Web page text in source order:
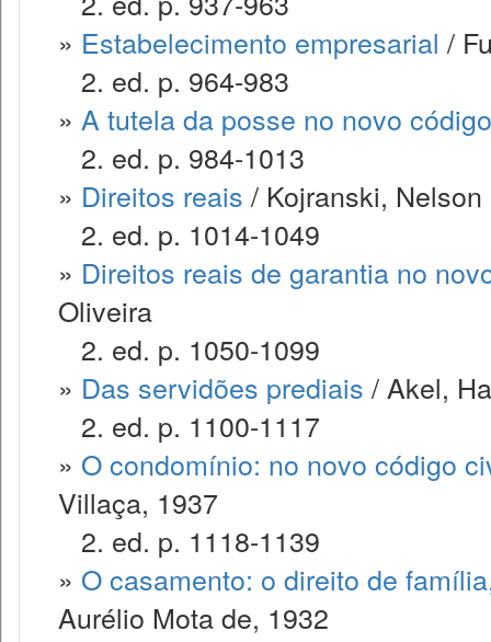
» Estabelecimento empresarial /
2. ed. p. 964-983
» A tutela da posse no novo
2. ed. p. 984-1013
» Direitos reais / Kojranski, Nelson
2. ed. p. 1014-1049
» Direitos reais de garantia no
Oliveira
2. ed. p. 1050-1099
» Das servidões prediais / Akel,
2. ed. p. 1100-1117
» O condomínio: no novo código
Villaça, 1937
2. ed. p. 1118-1139
» O casamento: o direito de
Aurélio Mota de, 1932